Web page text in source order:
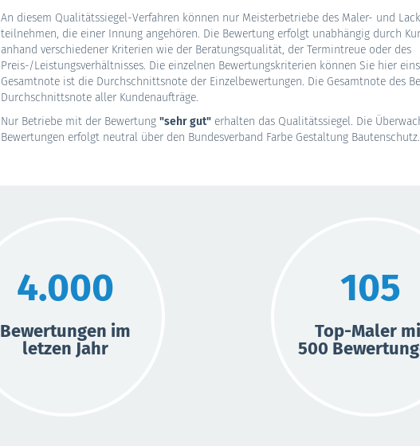
An diesem Qualitätssiegel-Verfahren können nur Meisterbetriebe des Maler- und
teilnehmen, die einer Innung angehören. Die Bewertung erfolgt unabhängig durch
anhand verschiedener Kriterien wie der Beratungsqualität, der Termintreue oder des
Preis-/Leistungsverhältnisses. Die einzelnen Bewertungskriterien können Sie hier
Gesamtnote ist die Durchschnittsnote der Einzelbewertungen. Die Gesamtnote des
Durchschnittsnote aller Kundenaufträge.
Nur Betriebe mit der Bewertung"sehr gut" erhalten das Qualitätssiegel. Die
Bewertungen erfolgt neutral über den Bundesverband Farbe Gestaltung Bautenschutz.
4.000
Bewertungen im
letzen Jahr
105
Top-Maler
500